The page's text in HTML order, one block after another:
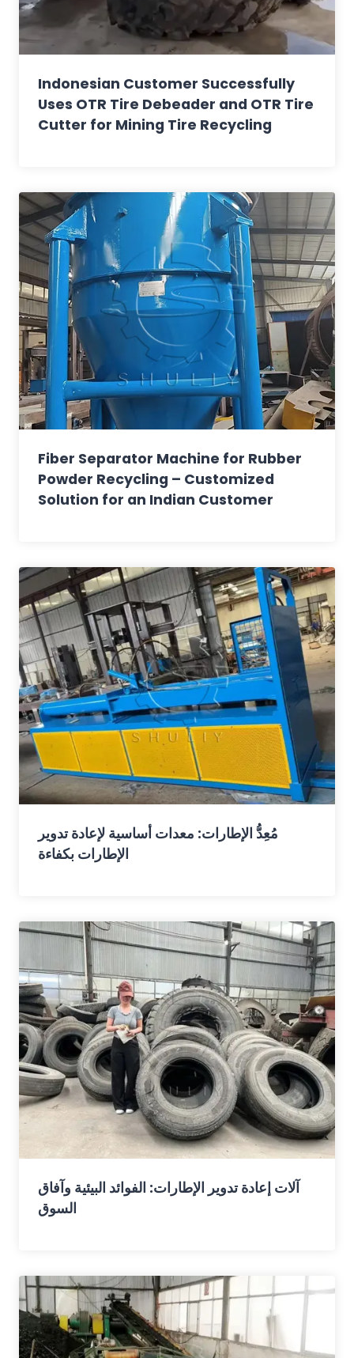
Indonesian Customer Successfully
Uses OTR Tire Debeader and OTR Tire
Cutter for Mining Tire Recycling
Fiber Separator Machine for Rubber
Powder Recycling – Customized
Solution for an Indian Customer
مُعِدُّ الإطارات: معدات أساسية لإعادة تدوير
الإطارات بكفاءة
آلات إعادة تدوير الإطارات: الفوائد البيئية وآفاق
السوق